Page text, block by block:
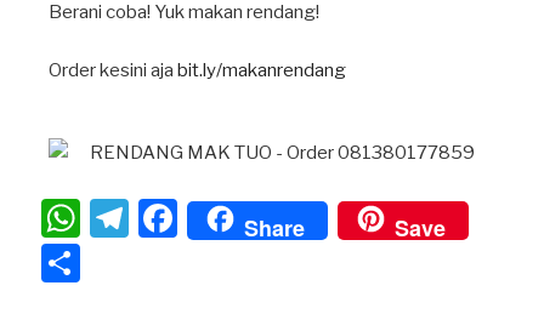
Berani coba! Yuk makan rendang!
Order kesini aja bit.ly/makanrendang
W T
F
a
Share Save